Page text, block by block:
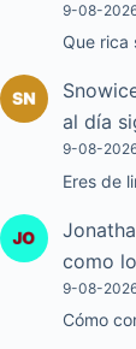
9-08-
Que rica
al día
9-08-
Eres de
como
9-08-
Cómo